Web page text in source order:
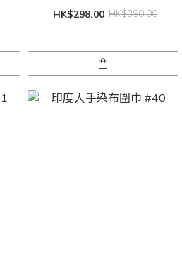
HK$298.00 HK$390.00